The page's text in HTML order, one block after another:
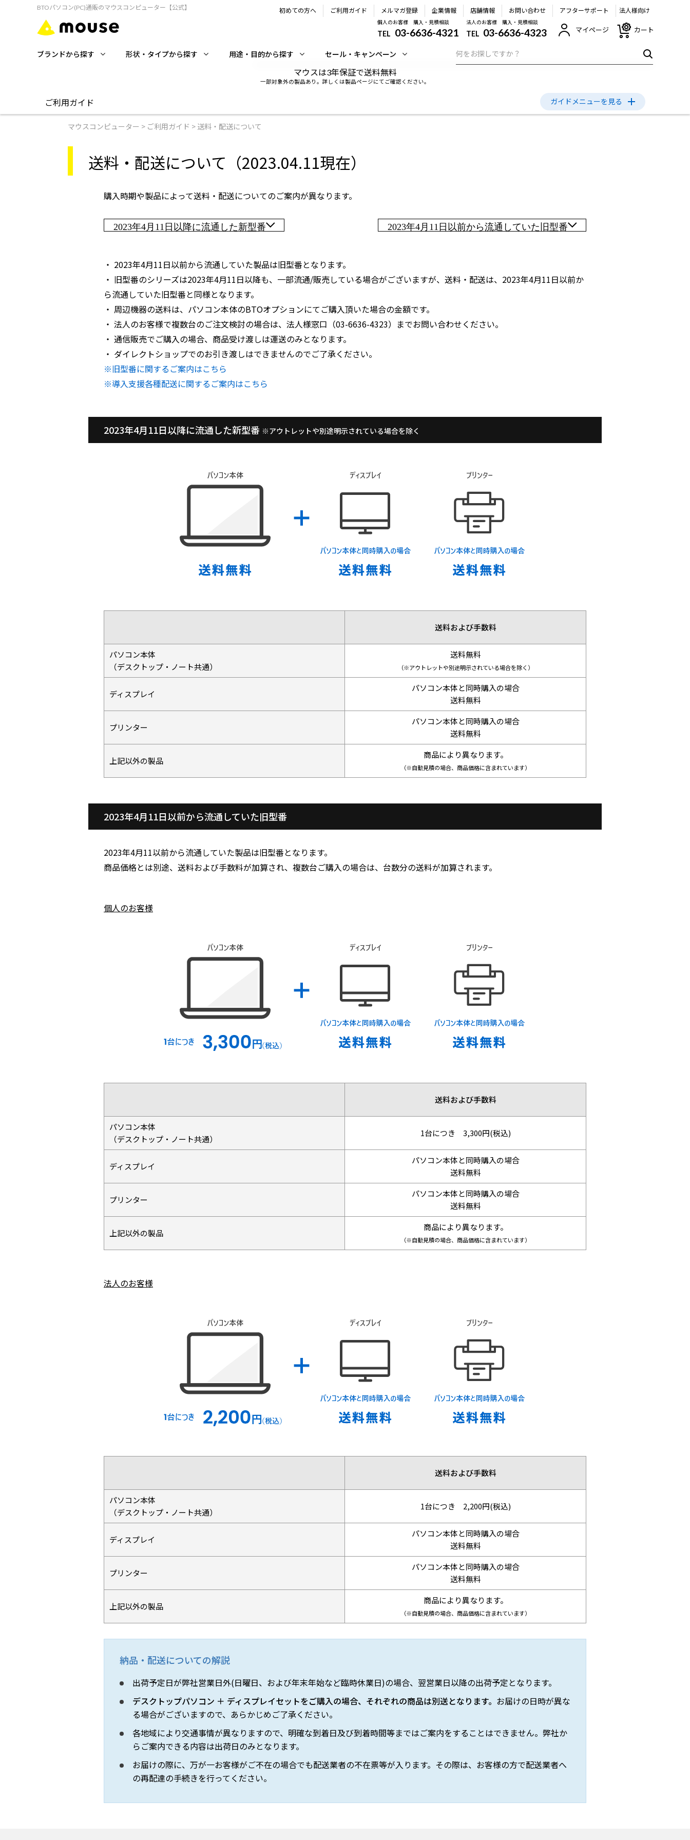
BTOパソコン(PC)通販のマウスコンピューター【公式】 初めての方へ ご利用ガイド メルマガ登録 企業情報 店舗情報 お問い合わせ アフターサポート 法人様向け
個人のお客様 購入・見積相談
TEL 03-6636-4321
法人のお客様 購入・見積相談
TEL 03-6636-4323 マイページ カート
ブランドから探す 形状・タイプから探す 用途・目的から探す セール・キャンペーン
マウスは3年保証で送料無料
一部対象外の製品あり。詳しくは製品ページにてご確認ください。
ご利用ガイド ガイドメニューを見る
ご利用ガイド
初めての方へ
ご購入方法について
送料・配送について
返品について
マウスコンピューター > ご利用ガイド > 送料・配送について
送料・配送について（2023.04.11現在）
購入時期や製品によって送料・配送についてのご案内が異なります。
2023年4月11日以降に流通した新型番 2023年4月11日以前から流通していた旧型番
・ 2023年4月11日以前から流通していた製品は旧型番となります。
・ 旧型番のシリーズは2023年4月11日以降も、一部流通/販売している場合がございますが、送料・配送は、2023年4月11日以前か
ら流通していた旧型番と同様となります。
・ 周辺機器の送料は、パソコン本体のBTOオプションにてご購入頂いた場合の金額です。
・ 法人のお客様で複数台のご注文検討の場合は、法人様窓口（03-6636-4323）までお問い合わせください。
・ 通信販売でご購入の場合、商品受け渡しは運送のみとなります。
・ ダイレクトショップでのお引き渡しはできませんのでご了承ください。
※旧型番に関するご案内はこちら
※導入支援各種配送に関するご案内はこちら
2023年4月11日以降に流通した新型番 ※アウトレットや別途明示されている場合を除く
送料および手数料
パソコン本体
（デスクトップ・ノート共通）
送料無料
（※アウトレットや別途明示されている場合を除く）
ディスプレイ
パソコン本体と同時購入の場合
送料無料
プリンター
パソコン本体と同時購入の場合
送料無料
上記以外の製品
商品により異なります。
（※自動見積の場合、商品価格に含まれています）
2023年4月11日以前から流通していた旧型番
2023年4月11以前から流通していた製品は旧型番となります。
商品価格とは別途、送料および手数料が加算され、複数台ご購入の場合は、台数分の送料が加算されます。
個人のお客様
送料および手数料
パソコン本体
（デスクトップ・ノート共通）
1台につき 3,300円(税込)
ディスプレイ
パソコン本体と同時購入の場合
送料無料
プリンター
パソコン本体と同時購入の場合
送料無料
上記以外の製品
商品により異なります。
（※自動見積の場合、商品価格に含まれています）
法人のお客様
送料および手数料
パソコン本体
（デスクトップ・ノート共通）
1台につき 2,200円(税込)
ディスプレイ
パソコン本体と同時購入の場合
送料無料
プリンター
パソコン本体と同時購入の場合
送料無料
上記以外の製品
商品により異なります。
（※自動見積の場合、商品価格に含まれています）
納品・配送についての解説
出荷予定日が弊社営業日外(日曜日、および年末年始など臨時休業日)の場合、翌営業日以降の出荷予定となります。
デスクトップパソコン ＋ ディスプレイセットをご購入の場合、それぞれの商品は別送となります。 お届けの日時が異な
る場合がございますので、あらかじめご了承ください。
各地域により交通事情が異なりますので、明確な到着日及び到着時間等まではご案内をすることはできません。弊社か
らご案内できる内容は出荷日のみとなります。
お届けの際に、万が一お客様がご不在の場合でも配送業者の不在票等が入ります。その際は、お客様の方で配送業者へ
の再配達の手続きを行ってください。